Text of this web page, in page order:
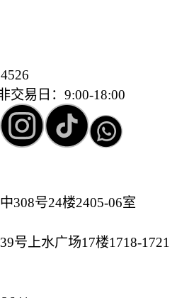
交易日：9:00-18:00
308号24楼2405-06室
号上水广场17楼1718-1721